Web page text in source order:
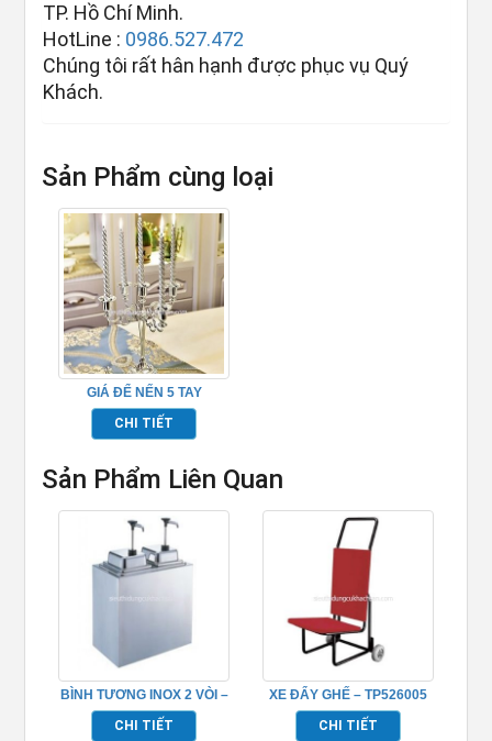
TP. Hồ Chí Minh.
HotLine : 0986.527.472
Chúng tôi rất hân hạnh được phục vụ Quý
Khách.
Sản Phẩm cùng loại
GIÁ ĐỂ NẾN 5 TAY
TP681063
CHI TIẾT
Sản Phẩm Liên Quan
BÌNH TƯƠNG INOX 2 VÒI –
TP697084
CHI TIẾT
XE ĐẨY GHẾ – TP526005
CHI TIẾT